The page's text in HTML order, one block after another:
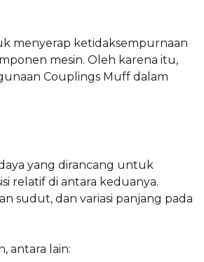
menyerap ketidaksempurnaan
mesin. Oleh karena itu,
Couplings Muff dalam
yang dirancang untuk
relatif di antara keduanya.
sudut, dan variasi panjang pada
antara lain: